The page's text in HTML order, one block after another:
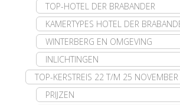
TOP-HOTEL DER BRABANDER
KAMERTYPES HOTEL DER
WINTERBERG EN OMGEVING
INLICHTINGEN
TOP-KERSTREIS 22 T/M 25
PRIJZEN